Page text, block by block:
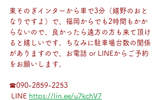
東そのぎインターから車で3分（嬉野のおと
なりですよ）で、福岡からでも2時間もかか
らないので、良かったら遠方の方も来て頂け
ると嬉しいです。ちなみに駐車場台数の関係
がありますので、お電話 or LINEからご予約
をお願いします。
☎090-2859-2253
LINE https://lin.ee/u7kchV7